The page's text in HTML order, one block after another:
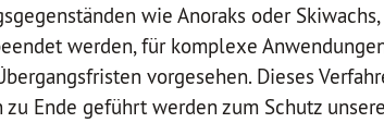
wie Anoraks oder
werden, für komplexe
vorgesehen. Dieses
Ende geführt werden zum Schutz